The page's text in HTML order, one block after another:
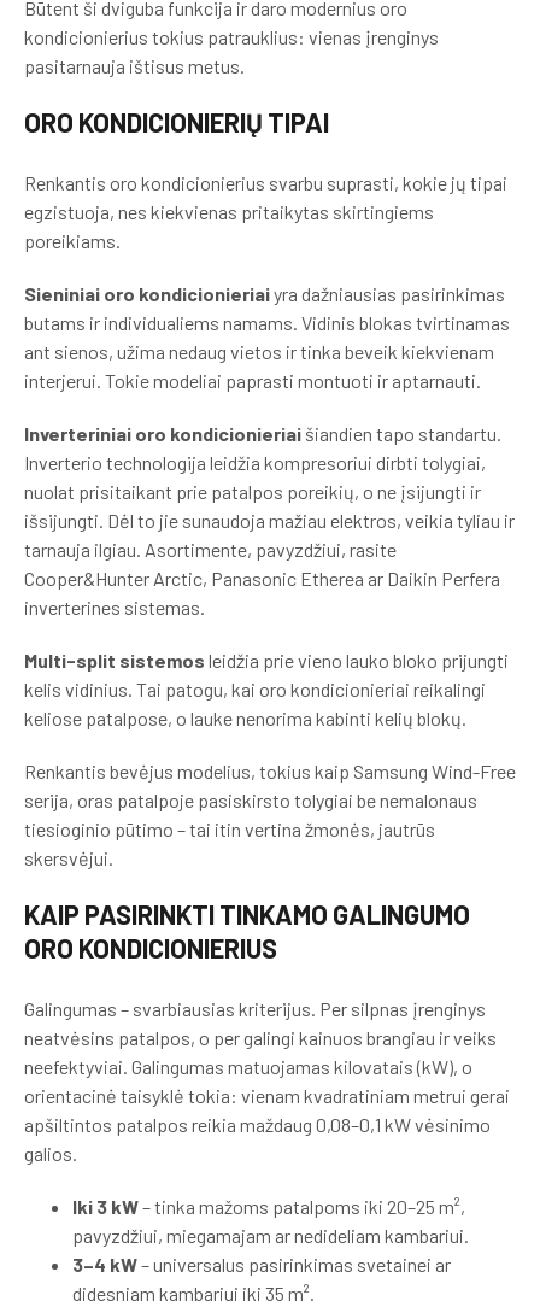
Būtent ši dviguba funkcija ir daro modernius oro
kondicionierius tokius patrauklius: vienas įrenginys
pasitarnauja ištisus metus.
ORO KONDICIONIERIŲ TIPAI
Renkantis oro kondicionierius svarbu suprasti, kokie jų tipai
egzistuoja, nes kiekvienas pritaikytas skirtingiems
poreikiams.
Sieniniai oro kondicionieriaiyra dažniausias pasirinkimas
butams ir individualiems namams. Vidinis blokas tvirtinamas
ant sienos, užima nedaug vietos ir tinka beveik kiekvienam
interjerui. Tokie modeliai paprasti montuoti ir aptarnauti.
Inverteriniai oro kondicionieriai šiandien tapo standartu.
Inverterio technologija leidžia kompresoriui dirbti tolygiai,
nuolat prisitaikant prie patalpos poreikių, o ne įsijungti ir
išsijungti. Dėl to jie sunaudoja mažiau elektros, veikia tyliau ir
tarnauja ilgiau. Asortimente, pavyzdžiui, rasite
Cooper&Hunter Arctic, Panasonic Etherea ar Daikin Perfera
inverterines sistemas.
Multi-split sistemos leidžia prie vieno lauko bloko prijungti
kelis vidinius. Tai patogu, kai oro kondicionieriai reikalingi
keliose patalpose, o lauke nenorima kabinti kelių blokų.
Renkantis bevėjus modelius, tokius kaip Samsung Wind-Free
serija, oras patalpoje pasiskirsto tolygiai be nemalonaus
tiesioginio pūtimo – tai itin vertina žmonės, jautrūs
skersvėjui.
KAIP PASIRINKTI TINKAMO GALINGUMO
ORO KONDICIONIERIUS
Galingumas – svarbiausias kriterijus. Per silpnas įrenginys
neatvėsins patalpos, o per galingi kainuos brangiau ir veiks
neefektyviai. Galingumas matuojamas kilovatais (kW), o
orientacinė taisyklė tokia: vienam kvadratiniam metrui gerai
apšiltintos patalpos reikia maždaug 0,08–0,1 kW vėsinimo
galios.
Iki 3 kW– tinka mažoms patalpoms iki 20–25 m²,
pavyzdžiui, miegamajam ar nedideliam kambariui.
3–4 kW– universalus pasirinkimas svetainei ar
didesniam kambariui iki 35 m².